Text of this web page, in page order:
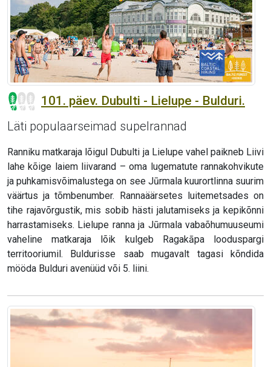
101. päev. Dubulti - Lielupe - Bulduri.
Läti populaarseimad supelrannad
Ranniku matkaraja lõigul Dubulti ja Lielupe vahel paikneb Liivi
lahe kõige laiem liivarand – oma lugematute rannakohvikute
ja puhkamisvõimalustega on see Jūrmala kuurortlinna suurim
väärtus ja tõmbenumber. Rannaäärsetes luitemetsades on
tihe rajavõrgustik, mis sobib hästi jalutamiseks ja kepikõnni
harrastamiseks. Lielupe ranna ja Jūrmala vabaõhumuuseumi
vaheline matkaraja lõik kulgeb Ragakāpa looduspargi
territooriumil. Buldurisse saab mugavalt tagasi kõndida
mööda Bulduri avenüüd või 5. liini.